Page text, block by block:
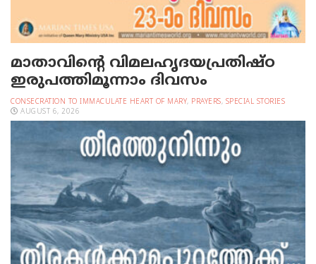
മാതാവിന്റെ വിമലഹൃദയപ്രതിഷ്ഠ
ഇരുപത്തിമൂന്നാം ദിവസം
CONSECRATION TO IMMACULATE HEART OF MARY, PRAYERS, SPECIAL STORIES
AUGUST 6, 2026